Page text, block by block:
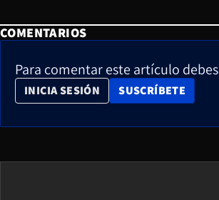
COMENTARIOS
Para comentar este artículo
INICIA SESIÓN SUSCRÍBETE
OPENS IN NEW